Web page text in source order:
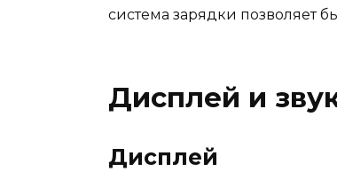
система зарядки позволяет
Дисплей и
Дисплей